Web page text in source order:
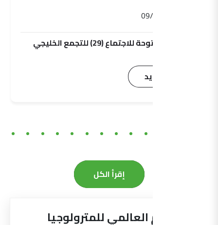
09/09/2025
الجلسة المفتوحة للاجتماع (29) للتجمع الخليجي
اقرأ المزيد
إقرأ الكل
اليوم العالمي للمترولوجيا